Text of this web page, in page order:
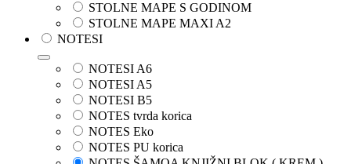
STOLNE MAPE S GODINOM
STOLNE MAPE MAXI A2
NOTESI
NOTESI A6
NOTESI A5
NOTESI B5
NOTES tvrda korica
NOTES Eko
NOTES PU korica